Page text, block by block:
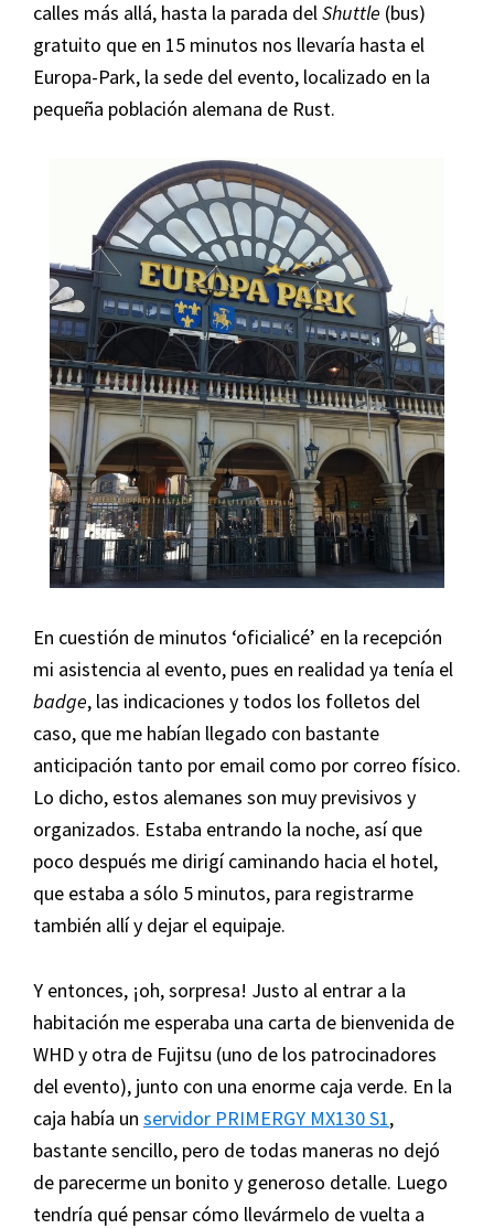
calles más allá, hasta la parada delShuttle (bus)
gratuito que en 15 minutos nos llevaría hasta el
Europa-Park, la sede del evento, localizado en la
pequeña población alemana de Rust.
En cuestión de minutos ‘oficialicé’ en la recepción
mi asistencia al evento, pues en realidad ya tenía el
badge, las indicaciones y todos los folletos del
caso, que me habían llegado con bastante
anticipación tanto por email como por correo físico.
Lo dicho, estos alemanes son muy previsivos y
organizados. Estaba entrando la noche, así que
poco después me dirigí caminando hacia el hotel,
que estaba a sólo 5 minutos, para registrarme
también allí y dejar el equipaje.
Y entonces, ¡oh, sorpresa! Justo al entrar a la
habitación me esperaba una carta de bienvenida de
WHD y otra de Fujitsu (uno de los patrocinadores
del evento), junto con una enorme caja verde. En la
caja había un servidor PRIMERGY MX130 S1,
bastante sencillo, pero de todas maneras no dejó
de parecerme un bonito y generoso detalle. Luego
tendría qué pensar cómo llevármelo de vuelta a